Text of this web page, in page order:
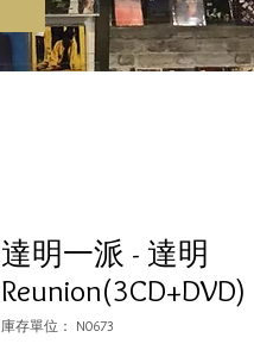
達明一派 - 達明
Reunion(3CD+DVD)
庫存單位： N0673